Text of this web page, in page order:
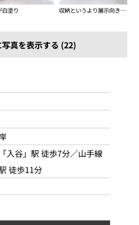
白塗り 収納というより展示向きになっている押入
写真を表示する (22)
入谷」駅 徒歩7分／山手線
徒歩11分